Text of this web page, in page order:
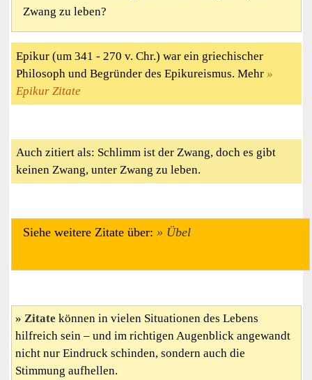
Zwang zu leben?
Epikur (um 341 - 270 v. Chr.) war ein griechischer
Philosoph und Begründer des Epikureismus. Mehr
Epikur Zitate
Auch zitiert als: Schlimm ist der Zwang, doch es gibt
keinen Zwang, unter Zwang zu leben.
Siehe weitere Zitate über: Übel
Zitate können in vielen Situationen des Lebens
hilfreich sein – und im richtigen Augenblick angewandt
nicht nur Eindruck schinden, sondern auch die
Stimmung aufhellen.